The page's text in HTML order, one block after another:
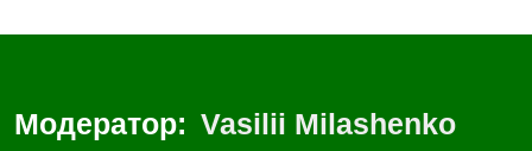
Модератор: Vasilii Milashenko